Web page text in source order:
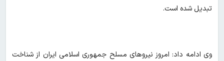
تبدیل شده است.
وی ادامه داد: امروز نیروهای مسلح جمهوری اسلامی ایران از شناخت